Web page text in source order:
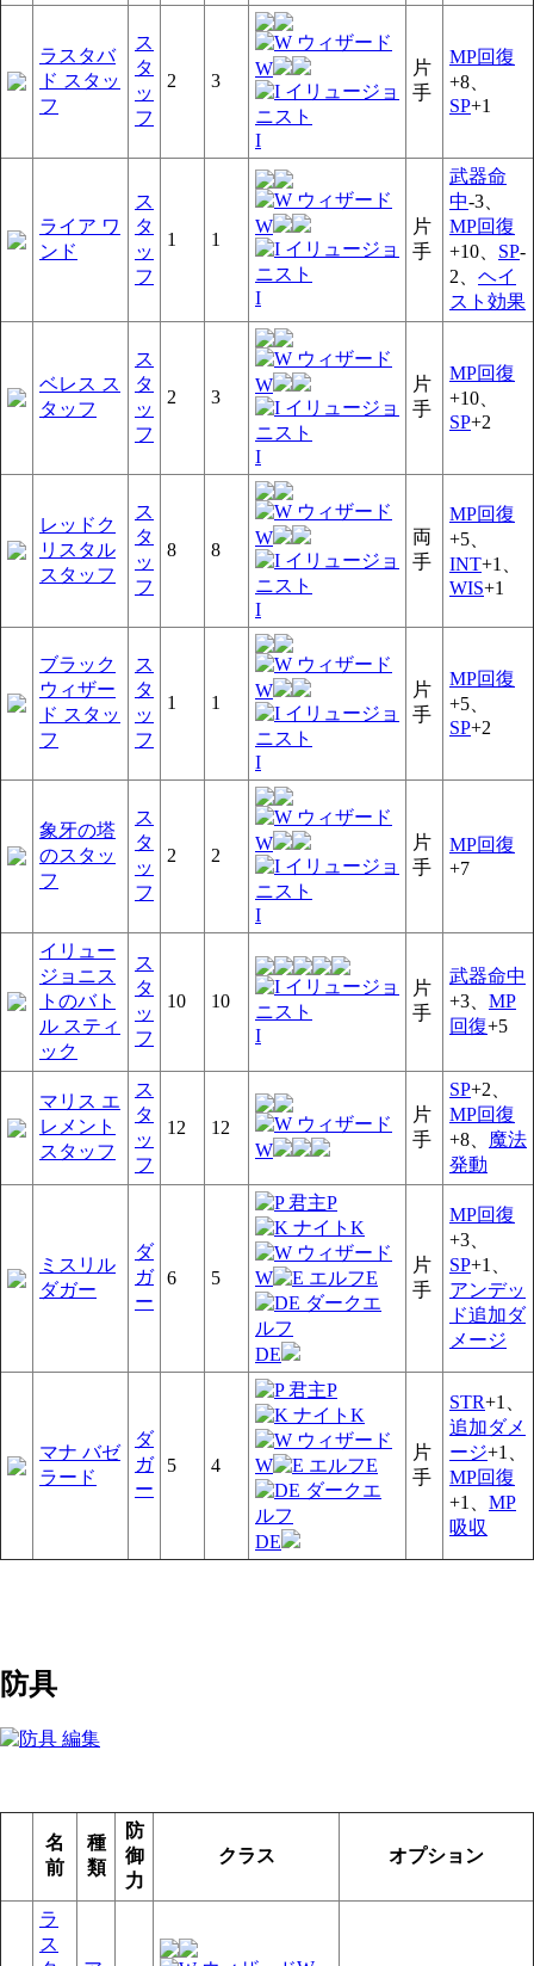
ラスタバ
ド スタッ
フ
ス
タ
ッ
フ
2 3
W
I
片
手
MP回復
+8、
SP+1
ライア ワ
ンド
ス
タ
ッ
フ
1 1
W
I
片
手
武器命
中-3、
MP回復
+10、 SP-
2、 ヘイ
スト効果
ベレス ス
タッフ
ス
タ
ッ
フ
2 3
W
I
片
手
MP回復
+10、
SP+2
レッドク
リスタル
スタッフ
ス
タ
ッ
フ
8 8
W
I
両
手
MP回復
+5、
INT+1、
WIS+1
ブラック
ウィザー
ド スタッ
フ
ス
タ
ッ
フ
1 1
W
I
片
手
MP回復
+5、
SP+2
象牙の塔
のスタッ
フ
ス
タ
ッ
フ
2 2
W
I
片
手
MP回復
+7
イリュー
ジョニス
トのバト
ル スティ
ック
ス
タ
ッ
フ
10
10
I
片
手
武器命中
+3、 MP
回復+5
マリス エ
レメント
スタッフ
ス
タ
ッ
フ
12
12
W
片
手
SP+2、
MP回復
+8、 魔法
発動
ミスリル
ダガー
ダ
ガ
ー
6 5
P
K
W E
DE
片
手
MP回復
+3、
SP+1、
アンデッ
ド追加ダ
メージ
マナ バゼ
ラード
ダ
ガ
ー
5 4
P
K
W E
DE
片
手
STR+1、
追加ダメ
ージ+1、
MP回復
+1、 MP
吸収
防具
名
前
種
類
防
御
力
クラス オプション
ラ
ス